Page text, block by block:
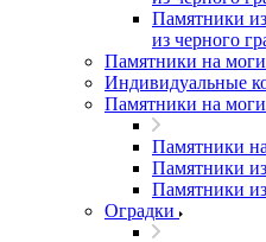
Памятники из
из черного
Памятники на
Индивидуальные
Памятники на
Памятники
Памятники
Памятники
Оградки